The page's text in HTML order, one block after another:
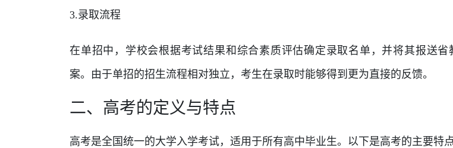
3.录取流程
在单招中，学校会根据考试结果和综合素质评估确定录取名单，并将其报送
案。由于单招的招生流程相对独立，考生在录取时能够得到更为直接的反馈。
二、高考的定义与特点
高考是全国统一的大学入学考试，适用于所有高中毕业生。以下是高考的主要特点